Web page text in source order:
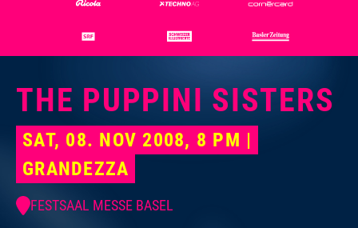
THE PUPPINI SISTERS
SAT, 08. NOV 2008, 8 PM |
GRANDEZZA
FESTSAAL MESSE BASEL